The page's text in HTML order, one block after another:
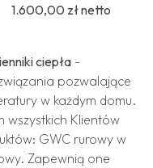
1.600,00 zł netto
ciepła -
pozwalające
w każdym domu.
wszystkich Klientów
GWC rurowy w
Zapewnią one